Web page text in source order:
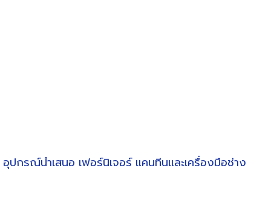
อุปกรณ์นำเสนอ เฟอร์นิเจอร์ แคนทีนและเครื่องมือช่าง